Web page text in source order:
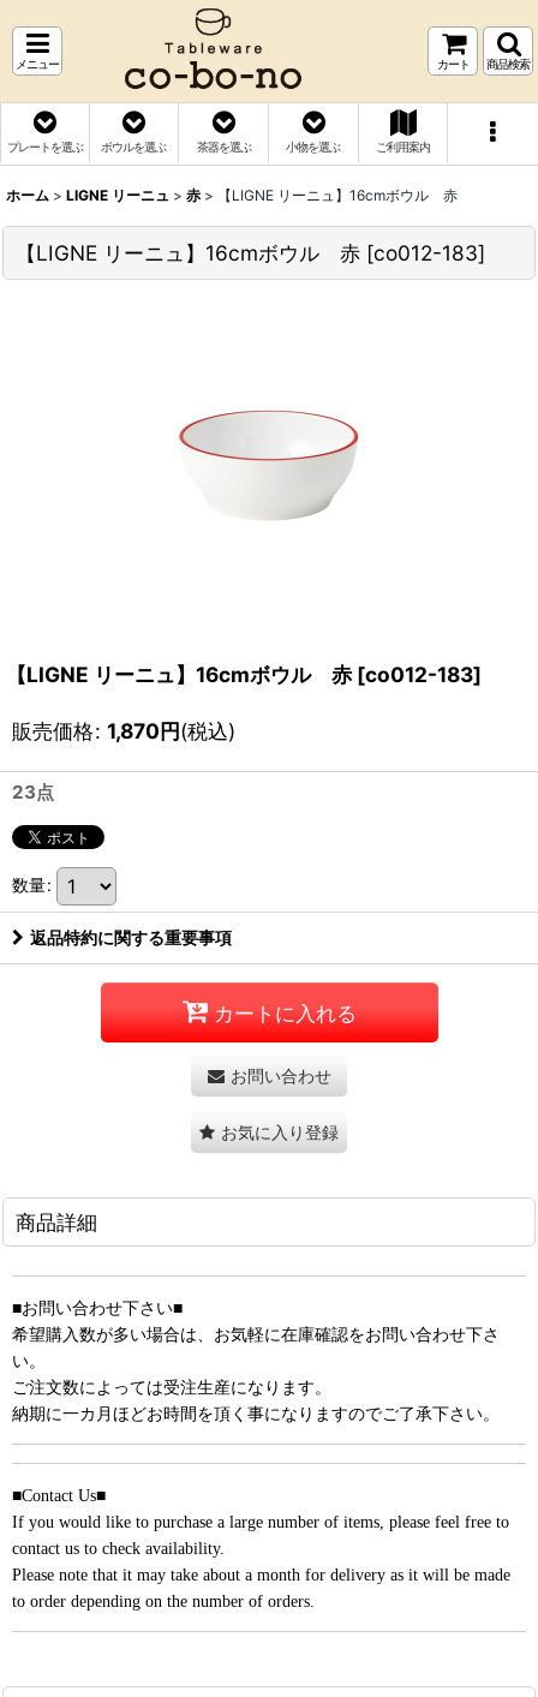
メニュー カート 商品検索
プレートを選ぶ ボウルを選ぶ 茶器を選ぶ 小物を選ぶ ご利用案内
ホーム > LIGNE リーニュ > 赤 > 【LIGNE リーニュ】16cmボウル 赤
【LIGNE リーニュ】16cmボウル 赤 [co012-183]
【LIGNE リーニュ】16cmボウル 赤 [co012-183]
販売価格: 1,870円(税込)
23点
数量:
返品特約に関する重要事項
カートに入れる
お問い合わせ
お気に入り登録
商品詳細
■お問い合わせ下さい■
希望購入数が多い場合は、お気軽に在庫確認をお問い合わせ下さ
い。
ご注文数によっては受注生産になります。
納期に一カ月ほどお時間を頂く事になりますのでご了承下さい。
■Contact Us■
If you would like to purchase a large number of items, please feel free to
contact us to check availability.
Please note that it may take about a month for delivery as it will be made
to order depending on the number of orders.